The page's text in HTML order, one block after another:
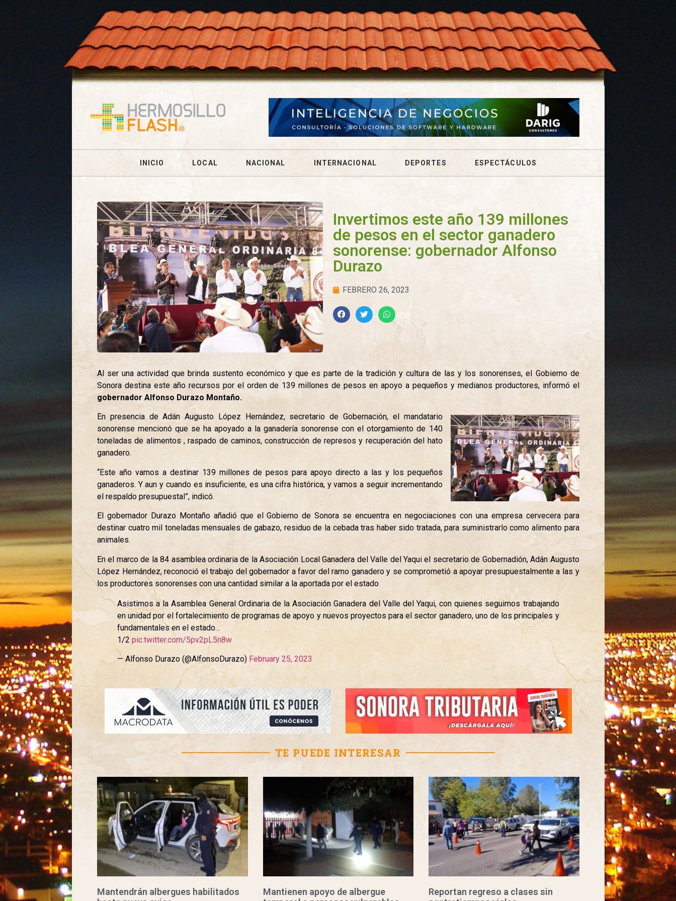
INICIO LOCAL NACIONAL INTERNACIONAL DEPORTES ESPECTÁCULOS
Invertimos este año 139 millones
de pesos en el sector ganadero
sonorense: gobernador Alfonso
Durazo
FEBRERO 26, 2023
Al ser una actividad que brinda sustento económico y que es parte de la tradición y cultura de las y los sonorenses, el Gobierno de
Sonora destina este año recursos por el orden de 139 millones de pesos en apoyo a pequeños y medianos productores, informó el
gobernador Alfonso Durazo Montaño.
En presencia de Adán Augusto López Hernández, secretario de Gobernación, el mandatario
sonorense mencionó que se ha apoyado a la ganadería sonorense con el otorgamiento de 140
toneladas de alimentos , raspado de caminos, construcción de represos y recuperación del hato
ganadero.
“Este año vamos a destinar 139 millones de pesos para apoyo directo a las y los pequeños
ganaderos. Y aun y cuando es insuficiente, es una cifra histórica, y vamos a seguir incrementando
el respaldo presupuestal”, indicó.
El gobernador Durazo Montaño añadió que el Gobierno de Sonora se encuentra en negociaciones con una empresa cervecera para
destinar cuatro mil toneladas mensuales de gabazo, residuo de la cebada tras haber sido tratada, para suministrarlo como alimento para
animales.
En el marco de la 84 asamblea ordinaria de la Asociación Local Ganadera del Valle del Yaqui el secretario de Gobernadión, Adán Augusto
López Hernández, reconoció el trabajo del gobernador a favor del ramo ganadero y se comprometió a apoyar presupuestalmente a las y
los productores sonorenses con una cantidad similar a la aportada por el estado.
Asistimos a la Asamblea General Ordinaria de la Asociación Ganadera del Valle del Yaqui, con quienes seguimos trabajando
en unidad por el fortalecimiento de programas de apoyo y nuevos proyectos para el sector ganadero, uno de los principales y
fundamentales en el estado…
1/2pic.twitter.com/5pv2pL5n8w
— Alfonso Durazo (@AlfonsoDurazo) February 25, 2023
TE PUEDE INTERESAR
Mantendrán albergues habilitados
Mantienen apoyo de albergue
Reportan regreso a clases sin